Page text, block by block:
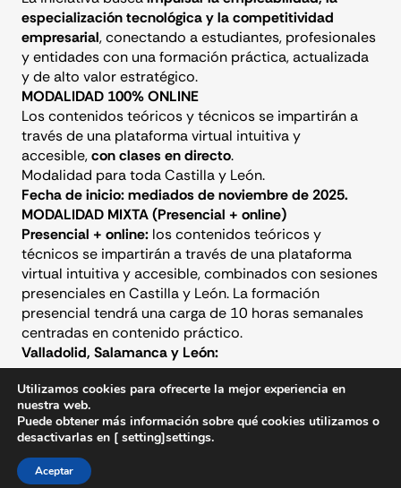
especialización tecnológica y la competitividad
empresarial, conectando a estudiantes, profesionales
y entidades con una formación práctica, actualizada
y de alto valor estratégico.
MODALIDAD 100% ONLINE
Los contenidos teóricos y técnicos se impartirán a
través de una plataforma virtual intuitiva y
accesible,con clases en directo.
Modalidad para toda Castilla y León.
Fecha de inicio: mediados de noviembre de 2025.
MODALIDAD MIXTA (Presencial + online)
Presencial + online: los contenidos teóricos y
técnicos se impartirán a través de una plataforma
virtual intuitiva y accesible, combinados con sesiones
presenciales en Castilla y León. La formación
presencial tendrá una carga de 10 horas semanales
centradas en contenido práctico.
Valladolid, Salamanca y León:
Martes y jueves de9 a 14h
Viernes de
16 a 21h y sábados de 9 a 14h
¡ÚLTIMAS PLAZAS! Apúntate ya en
Utilizamos cookies para ofrecerte la mejor experiencia en
nuestra web.
Puede obtener más información sobre qué cookies utilizamos o
desactivarlas en [ setting]settings.
Aceptar